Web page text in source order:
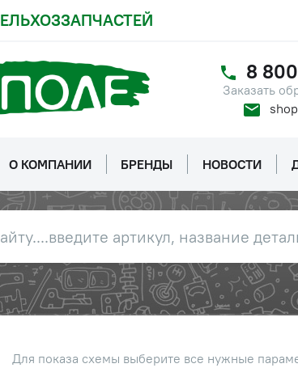
8
Заказать
О КОМПАНИИ БРЕНДЫ НОВОСТИ
Для показа схемы выберите все нужные